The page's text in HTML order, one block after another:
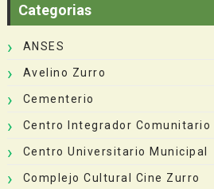
Categorias
ANSES
Avelino Zurro
Cementerio
Centro Integrador Comunitario
Centro Universitario Municipal
Complejo Cultural Cine Zurro